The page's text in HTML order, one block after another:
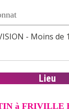
- Moins de
Lieu
à FRIVILLE